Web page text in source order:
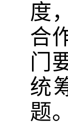
度
合
门
统
题